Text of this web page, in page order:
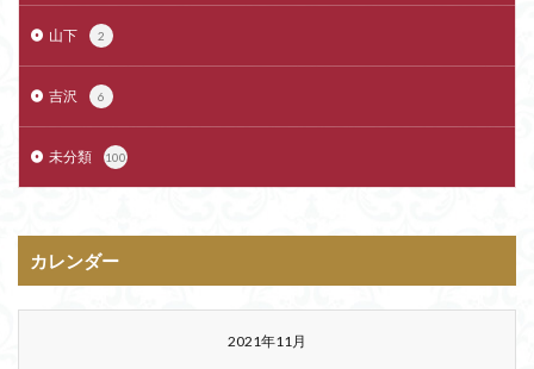
山下 2
吉沢 6
未分類 100
カレンダー
2021年11月